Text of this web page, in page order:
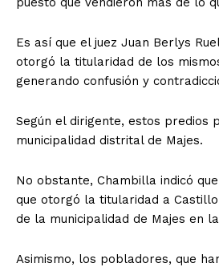
Es así que el juez Juan Berlys
otorgó la titularidad de los
generando confusión y
Según el dirigente, estos predios
municipalidad distrital de Majes.
No obstante, Chambilla indicó
que otorgó la titularidad a
de la municipalidad de Majes en
Asimismo, los pobladores, que